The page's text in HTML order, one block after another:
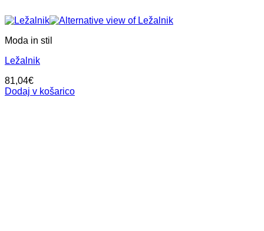
Moda in stil
Ležalnik
81,04€
Dodaj v košarico